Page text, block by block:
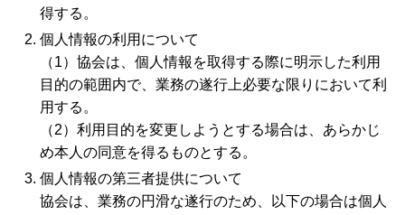
得する。
個人情報の利用について
（1）協会は、個人情報を取得する際に明示した利用
目的の範囲内で、業務の遂行上必要な限りにおいて利
用する。
（2）利用目的を変更しようとする場合は、あらかじ
め本人の同意を得るものとする。
個人情報の第三者提供について
協会は、業務の円滑な遂行のため、以下の場合は個人